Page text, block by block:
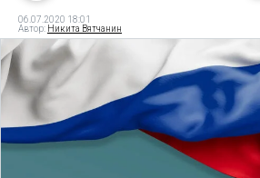
06.07.2020 18:01
Автор: Никита Вятчанин